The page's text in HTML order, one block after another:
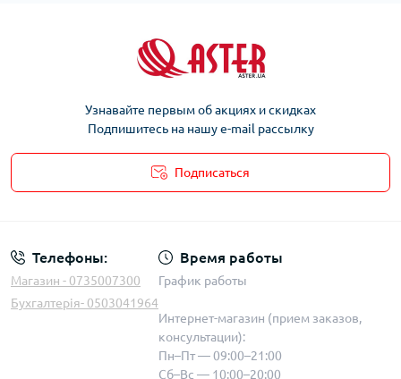
Узнавайте первым об акциях и скидках
Подпишитесь на нашу e-mail рассылку
Подписаться
Телефоны:
Магазин - 0735007300
Бухгалтерія- 0503041964
Время работы
График работы
Интернет-магазин (прием заказов,
консультации):
Пн–Пт — 09:00–21:00
Сб–Вс — 10:00–20:00